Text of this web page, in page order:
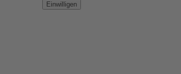
Einwilligen